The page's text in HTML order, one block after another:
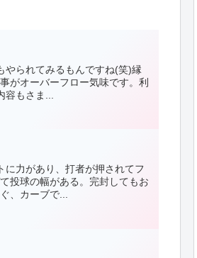
やられてみるもんですね(笑)縁
がオーバーフロー気味です。利
もさま...
に力があり、打者が押されてフ
投球の幅がある。完封してもお
、カーブで...